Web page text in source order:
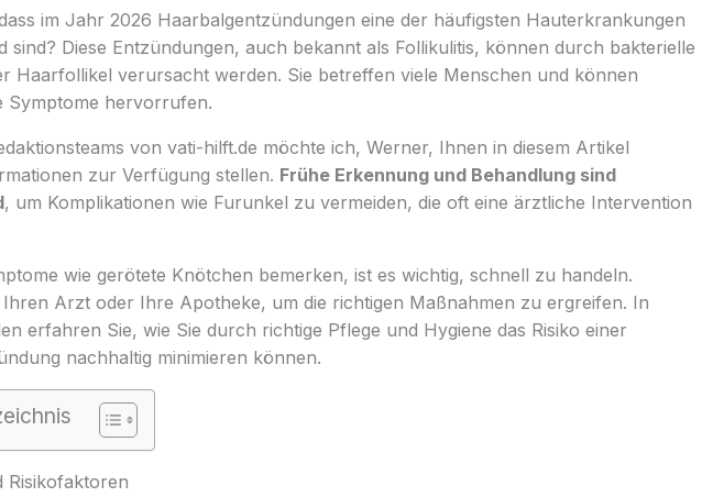
im Jahr 2026 Haarbalgentzündungen eine der häufigsten Hauterkrankungen
sind? Diese Entzündungen, auch bekannt als Follikulitis, können durch bakterielle
Haarfollikel verursacht werden. Sie betreffen viele Menschen und können
Symptome hervorrufen.
von vati-hilft.de möchte ich, Werner, Ihnen in diesem Artikel
zur Verfügung stellen. Frühe Erkennung und Behandlung sind
, um Komplikationen wie Furunkel zu vermeiden, die oft eine ärztliche Intervention
wie gerötete Knötchen bemerken, ist es wichtig, schnell zu handeln.
Ihren Arzt oder Ihre Apotheke, um die richtigen Maßnahmen zu ergreifen. In
erfahren Sie, wie Sie durch richtige Pflege und Hygiene das Risiko einer
nachhaltig minimieren können.
Risikofaktoren